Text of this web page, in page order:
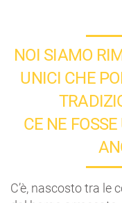
NOI SIAMO
UNICI CHE
CE NE
C’è, nascosto tra le